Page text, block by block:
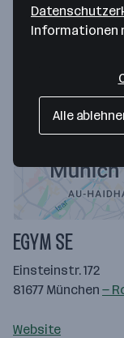
EGYM SE
Einsteinstr. 172
81677 München —
Website
Informationen
Alle